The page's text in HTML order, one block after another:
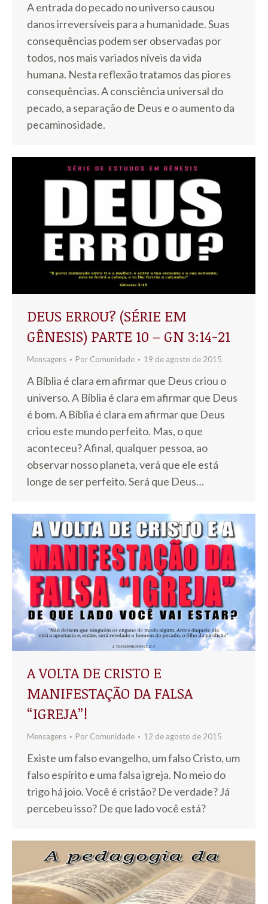
A entrada do pecado no universo causou
danos irreversíveis para a humanidade. Suas
consequências podem ser observadas por
todos, nos mais variados níveis da vida
humana. Nesta reflexão tratamos das piores
consequências. A consciência universal do
pecado, a separação de Deus e o aumento da
pecaminosidade.
DEUS ERROU? (SÉRIE EM
GÊNESIS) PARTE 10 – GN 3:14-21
Mensagens Por Comunidade 19 de agosto de 2015
A Bíblia é clara em afirmar que Deus criou o
universo. A Bíblia é clara em afirmar que Deus
é bom. A Bíblia é clara em afirmar que Deus
criou este mundo perfeito. Mas, o que
aconteceu? Afinal, qualquer pessoa, ao
observar nosso planeta, verá que ele está
longe de ser perfeito. Será que Deus…
A VOLTA DE CRISTO E
MANIFESTAÇÃO DA FALSA
“IGREJA”!
Mensagens Por Comunidade 12 de agosto de 2015
Existe um falso evangelho, um falso Cristo, um
falso espírito e uma falsa igreja. No meio do
trigo há joio. Você é cristão? De verdade? Já
percebeu isso? De que lado você está?